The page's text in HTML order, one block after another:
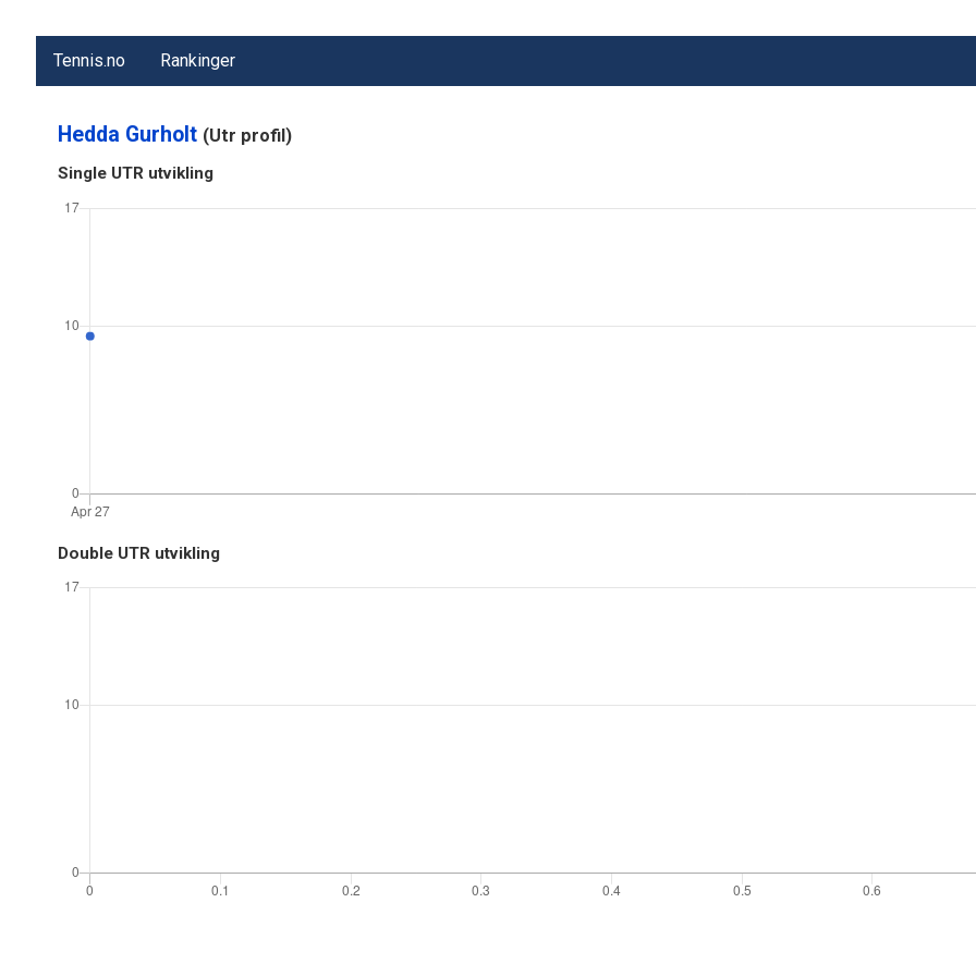
Tennis.no Rankinger
Hedda Gurholt (Utr profil)
Single UTR utvikling
Double UTR utvikling